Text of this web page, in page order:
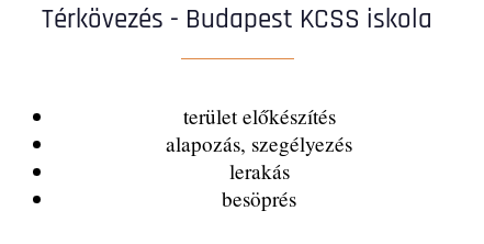
Térkövezés - Budapest KCSS iskola
terület előkészítés
alapozás, szegélyezés
lerakás
besöprés